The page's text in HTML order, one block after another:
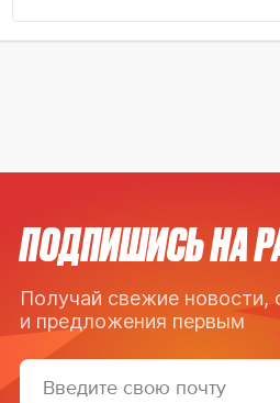
ПОДПИШИСЬ НА
Получай свежие новости,
и предложения первым